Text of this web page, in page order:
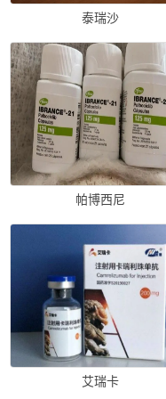
泰瑞沙
帕博西尼
艾瑞卡